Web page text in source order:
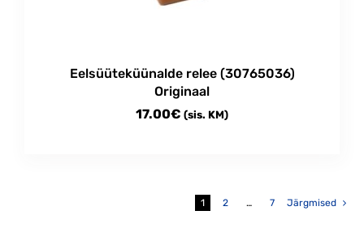
Eelsüüteküünalde relee (30765036)
Originaal
17.00€ (sis. KM)
1 2 … 7 Järgmised